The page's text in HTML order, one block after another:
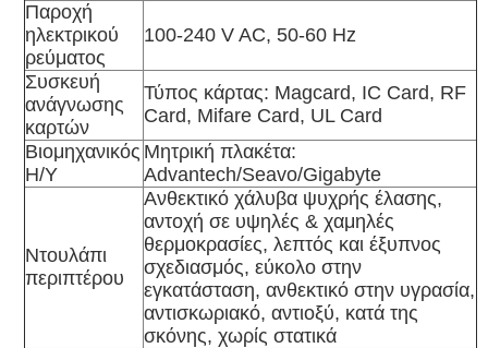
Παροχή
ηλεκτρικού
ρεύματος
100-240 V AC, 50-60 Hz
Συσκευή
ανάγνωσης
καρτών
Τύπος κάρτας: Magcard, IC Card, RF
Card, Mifare Card, UL Card
Βιομηχανικός
Η/Υ
Μητρική πλακέτα:
Advantech/Seavo/Gigabyte
Ντουλάπι
περιπτέρου
Ανθεκτικό χάλυβα ψυχρής έλασης,
αντοχή σε υψηλές & χαμηλές
θερμοκρασίες, λεπτός και έξυπνος
σχεδιασμός, εύκολο στην
εγκατάσταση, ανθεκτικό στην υγρασία,
αντισκωριακό, αντιοξύ, κατά της
σκόνης, χωρίς στατικά